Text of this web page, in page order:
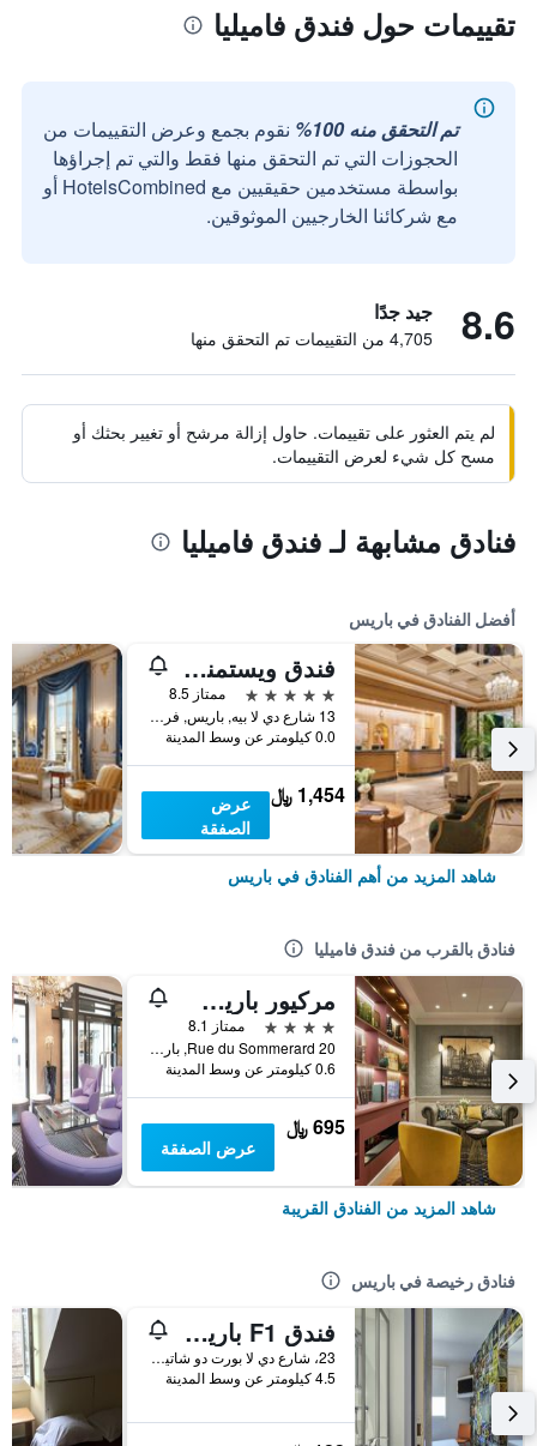
تقييمات حول فندق فاميليا
تم التحقق منه 100%
نقوم بجمع وعرض التقييمات من
الحجوزات التي تم التحقق منها فقط والتي تم إجراؤها
بواسطة مستخدمين حقيقيين مع HotelsCombined أو
مع شركائنا الخارجيين الموثوقين.
8.6 جيد جدًا
4,705 من التقييمات تم التحقق منها
لم يتم العثور على تقييمات. حاول إزالة مرشح أو تغيير بحثك أو
مسح كل شيء لعرض التقييمات.
فنادق مشابهة لـ فندق فاميليا
أفضل الفنادق في باريس
فندق ويستمنستر
5 نجوم
ممتاز 8.5
13 شارع دي لا بيه, باريس, فرنسا
0.0 كيلومتر عن وسط المدينة
1,454 ﷼
عرض
الصفقة
شاهد المزيد من أهم الفنادق في باريس
فنادق بالقرب من فندق فاميليا
مركيور باريس نوتردام سان جرمان دي بري
4 نجوم
ممتاز 8.1
20 Rue du Sommerard, باريس, فرنسا
0.6 كيلومتر عن وسط المدينة
695 ﷼
عرض الصفقة
شاهد المزيد من الفنادق القريبة
فنادق رخيصة في باريس
فندق F1 باريس بورت دو شاتيلون
23، شارع دي لا بورت دو شاتيلون, باريس, فرنسا
4.5 كيلومتر عن وسط المدينة